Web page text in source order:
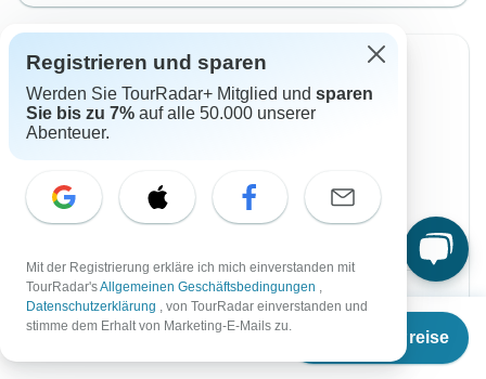
Ab€4.050
Termine & Preise
Sofortige Bestätigung
Von Donnerstag
17 Sep, 2026
Bis Montag
Englisch
Fast ausgebucht
Ab: €4.855 per person
Registrieren und sparen
Werden Sie TourRadar+ Mitglied und sparen
Sie bis zu 7% auf alle 50.000 unserer
Abenteuer.
Mit der Registrierung erkläre ich mich einverstanden mit
TourRadar'sAllgemeinen Geschäftsbedingungen ,
Datenschutzerklärung , von TourRadar einverstanden und
stimme dem Erhalt von Marketing-E-Mails zu.